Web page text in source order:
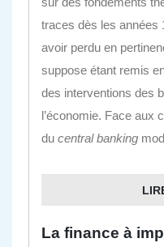
traces dès les années
avoir perdu en
suppose étant remis
des interventions des
l’économie. Face aux
du central banking
La finance à